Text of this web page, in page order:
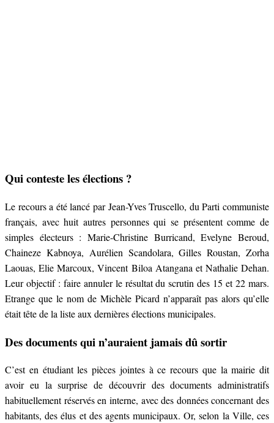
Qui conteste les élections ?
Le recours a été lancé par Jean-Yves Truscello, du Parti communiste
français, avec huit autres personnes qui se présentent comme de
simples électeurs : Marie-Christine Burricand, Evelyne Beroud,
Chaineze Kabnoya, Aurélien Scandolara, Gilles Roustan, Zorha
Laouas, Elie Marcoux, Vincent Biloa Atangana et Nathalie Dehan.
Leur objectif : faire annuler le résultat du scrutin des 15 et 22 mars.
Etrange que le nom de Michèle Picard n’apparaît pas alors qu’elle
était tête de la liste aux dernières élections municipales.
Des documents qui n’auraient jamais dû sortir
C’est en étudiant les pièces jointes à ce recours que la mairie dit
avoir eu la surprise de découvrir des documents administratifs
habituellement réservés en interne, avec des données concernant des
habitants, des élus et des agents municipaux. Or, selon la Ville, ces